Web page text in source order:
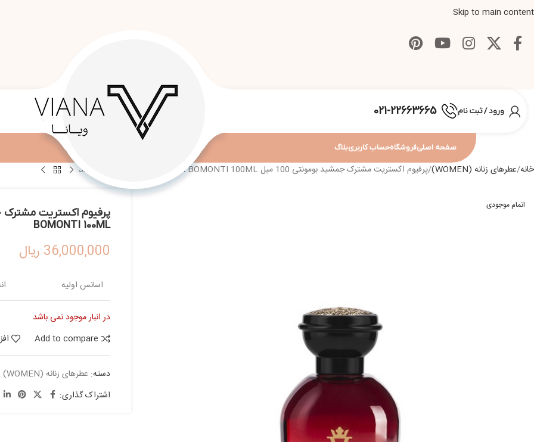
Skip to main content
ورود / ثبت نام 021-22663665
صفحه اصلیفروشگاهحساب کاربریبلاگ
خانه عطرهای زنانه (WOMEN) پرفیوم اکستریت مشترک جمشید بومونتی 100 میل JA EXTRAITE DE PARFUM BOMONTI 100ML
اتمام موجودی
BOMONTI 100ML
36,000,000 ریال
اسانس اولیه
در انبار موجود نمی باشد
Add to compare
دسته: عطرهای زنانه (WOMEN)
اشتراک گذاری: